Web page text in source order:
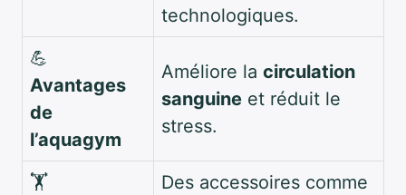
technologiques.
💪
Avantages
de
l’aquagym
Améliore la circulation
sanguine et réduit le
stress.
🏋️
Des accessoires comme